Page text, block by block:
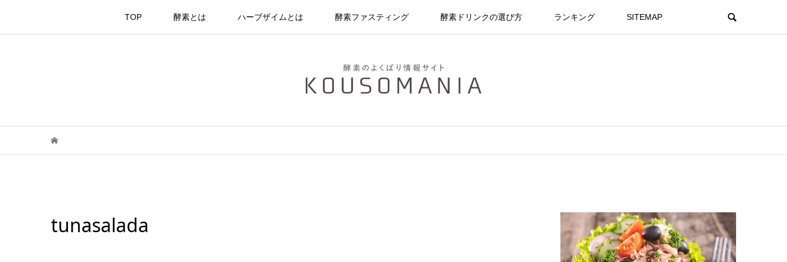
TOP 酵素とは ハーブザイムとは 酵素ファスティング 酵素ドリンクの選び方 ランキング SITEMAP
tunasalada